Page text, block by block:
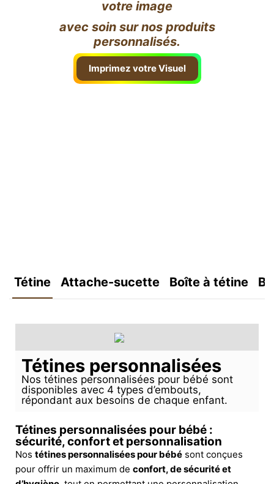
votre image
avec soin sur nos produits
personnalisés.
Imprimez votre Visuel
Tétine Attache-sucette Boîte à tétine
Tétines personnalisées
Nos tétines personnalisées pour bébé sont
disponibles avec 4 types d’embouts,
répondant aux besoins de chaque enfant.
Tétines personnalisées pour bébé :
sécurité, confort et personnalisation
Nos tétines personnalisées pour bébé sont conçues
pour offrir un maximum de confort, de sécurité et